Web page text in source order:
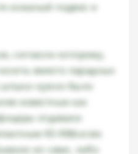
кожаный подвес и
согласно которому,
вместо парадных
штыки нужно было
известные как
отдавали
KS-98(kurzes
их сами, либо